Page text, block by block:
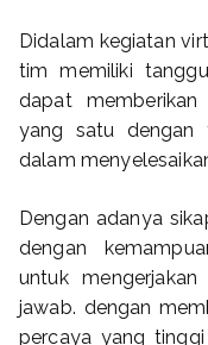
Didalam kegiatan
tim memiliki
dapat
yang satu dengan
dalam
Dengan adanya
dengan
untuk
jawab. dengan
percaya yang